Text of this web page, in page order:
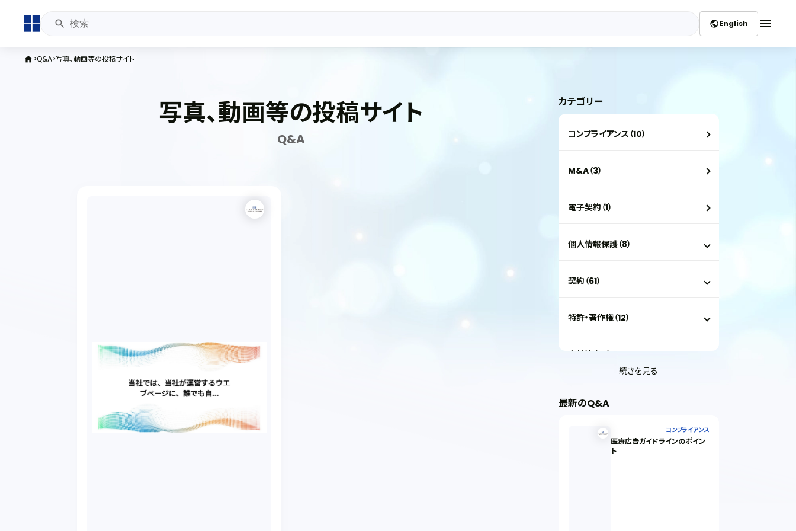
publicEnglish menu
home Q&A 写真、動画等の投稿サイト
写真、動画等の投稿サイト
Q&A
カテゴリー
コンプライアンス（10）
M&A（3）
電子契約（1）
個人情報保護（8）
契約（61）
特許・著作権（12）
会社法（35）
続きを見る
最新のQ&A
コンプライアンス
医療広告ガイドラインのポイン
ト